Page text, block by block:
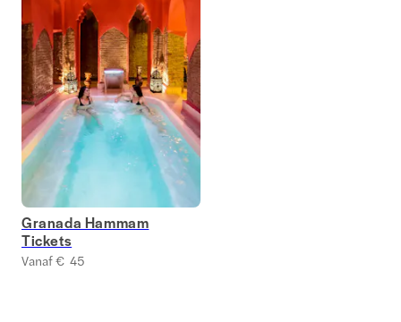
Granada Hammam
Tickets
Vanaf € 45